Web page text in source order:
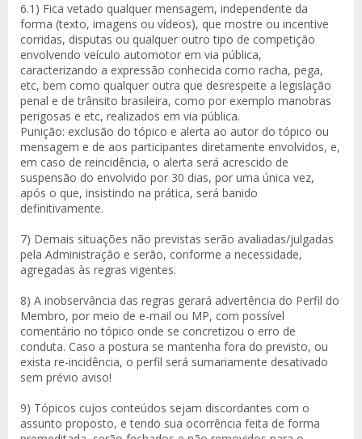
6.1) Fica vetado qualquer mensagem, independente da
forma (texto, imagens ou vídeos), que mostre ou incentive
corridas, disputas ou qualquer outro tipo de competição
envolvendo veículo automotor em via pública,
caracterizando a expressão conhecida como racha, pega,
etc, bem como qualquer outra que desrespeite a legislação
penal e de trânsito brasileira, como por exemplo manobras
perigosas e etc, realizados em via pública.
Punição: exclusão do tópico e alerta ao autor do tópico ou
mensagem e de aos participantes diretamente envolvidos, e,
em caso de reincidência, o alerta será acrescido de
suspensão do envolvido por 30 dias, por uma única vez,
após o que, insistindo na prática, será banido
definitivamente.
7) Demais situações não previstas serão avaliadas/julgadas
pela Administração e serão, conforme a necessidade,
agregadas às regras vigentes.
8) A inobservância das regras gerará advertência do Perfil do
Membro, por meio de e-mail ou MP, com possível
comentário no tópico onde se concretizou o erro de
conduta. Caso a postura se mantenha fora do previsto, ou
exista re-incidência, o perfil será sumariamente desativado
sem prévio aviso!
9) Tópicos cujos conteúdos sejam discordantes com o
assunto proposto, e tendo sua ocorrência feita de forma